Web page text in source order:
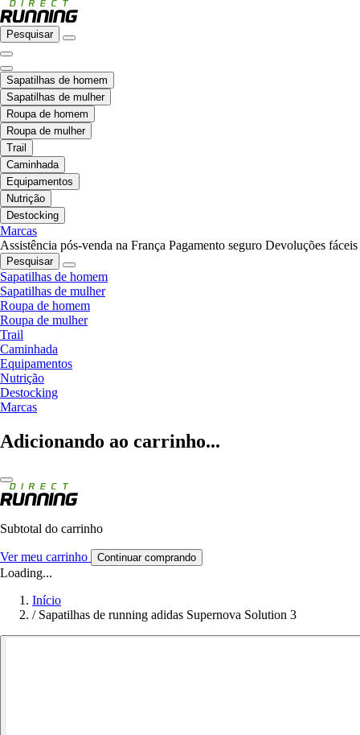
Pesquisar
Sapatilhas de homem
Sapatilhas de mulher
Roupa de homem
Roupa de mulher
Trail
Caminhada
Equipamentos
Nutrição
Destocking
Marcas
Assistência pós-venda na França Pagamento seguro Devoluções fáceis
Pesquisar
Sapatilhas de homem
Sapatilhas de mulher
Roupa de homem
Roupa de mulher
Trail
Caminhada
Equipamentos
Nutrição
Destocking
Marcas
Adicionando ao carrinho...
Subtotal do carrinho
Ver meu carrinho Continuar comprando
Loading...
Início
/ Sapatilhas de running adidas Supernova Solution 3